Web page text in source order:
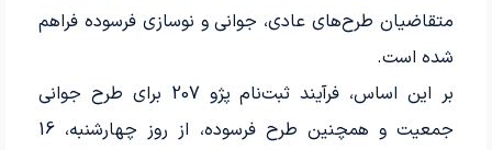
متقاضیان طرح‌های عادی، جوانی و نوسازی فرسوده فراهم
شده است.
بر این اساس، فرآیند ثبت‌نام پژو 207 برای طرح جوانی
جمعیت و همچنین طرح فرسوده، از روز چهارشنبه، 16